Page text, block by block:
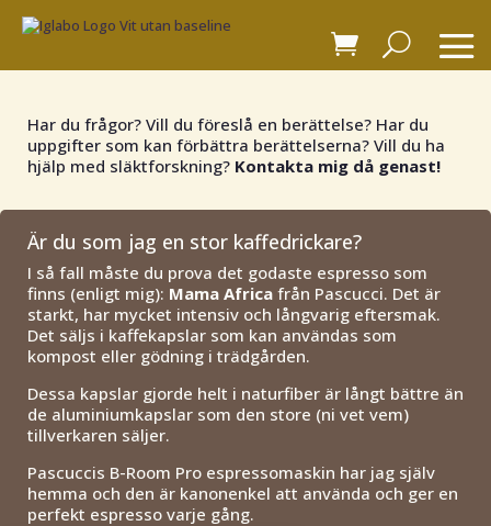
Har du frågor? Vill du föreslå en berättelse? Har du
uppgifter som kan förbättra berättelserna? Vill du ha
hjälp med släktforskning? Kontakta mig då genast!
Är du som jag en stor kaffedrickare?
I så fall måste du prova det godaste espresso som
finns (enligt mig): Mama Africa från Pascucci. Det är
starkt, har mycket intensiv och långvarig eftersmak.
Det säljs i kaffekapslar som kan användas som
kompost eller gödning i trädgården.
Dessa kapslar gjorde helt i naturfiber är långt bättre än
de aluminiumkapslar som den store (ni vet vem)
tillverkaren säljer.
Pascuccis B-Room Pro espressomaskin har jag själv
hemma och den är kanonenkel att använda och ger en
perfekt espresso varje gång.